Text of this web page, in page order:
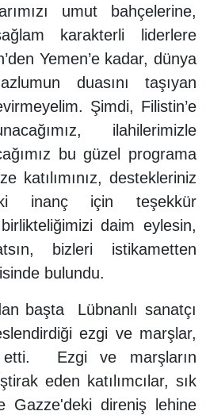
umut bahçelerine,
karakterli liderlere
Yemen’e kadar, dünya
duasını taşıyan
Şimdi, Filistin’e
ilahilerimizle
bu güzel programa
katılımınız, destekleriniz
inanç için teşekkür
daim eylesin,
bizleri istikametten
bulundu.
başta Lübnanlı sanatçı
ezgi ve marşlar,
etti. Ezgi ve marşların
eden katılımcılar, sık
Gazze'deki direniş lehine